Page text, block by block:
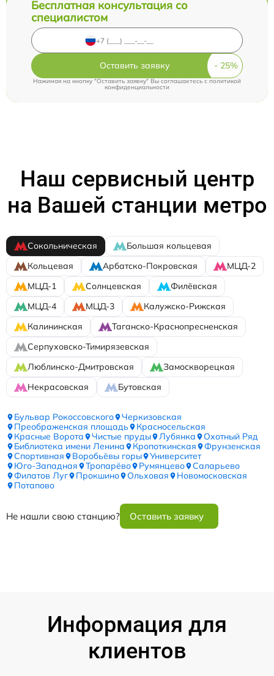
Бесплатная консультация со
специалистом
Оставить заявку
Нажимая на кнопку "Оставить заявку" Вы соглашаетесь cполитикой
конфиденциальности
Наш сервисный центр
на Вашей станции метро
Сокольническая
Большая кольцевая
Кольцевая
Арбатско-Покровская
МЦД-2
МЦД-1
Солнцевская
Филёвская
МЦД-4
МЦД-3
Калужско-Рижская
Калининская
Таганско-Краснопресненская
Серпуховско-Тимирязевская
Люблинско-Дмитровская
Замоскворецкая
Некрасовская
Бутовская
Бульвар Рокоссовского
Черкизовская
Преображенская площадь
Красносельская
Красные Ворота
Чистые пруды Лубянка
Охотный Ряд
Библиотека имени Ленина
Кропоткинская
Фрунзенская
Спортивная
Воробьёвы горы
Университет
Юго-Западная
Тропарёво Румянцево
Саларьево
Филатов Луг
Прокшино Ольховая
Новомосковская
Потапово
Не нашли свою станцию? Оставить заявку
Информация для
клиентов